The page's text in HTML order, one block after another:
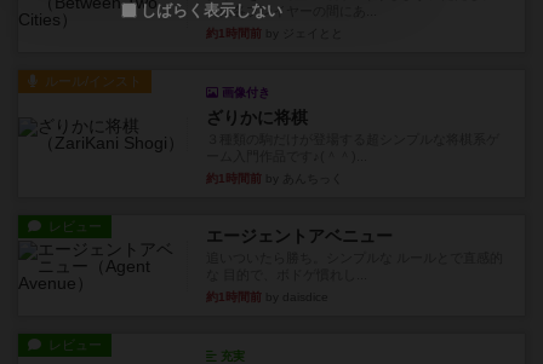
街は各プレイヤーの間にあ...
約1時間前
ルール/インスト
画像付き
ざりかに将棋
約1時間前
レビュー エージェントアベニュー
約1時間前
レビュー
充実
しばらく表示しない